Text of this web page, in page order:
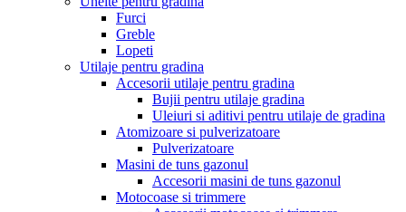
Furci
Greble
Lopeti
Utilaje pentru gradina
Accesorii utilaje pentru gradina
Bujii pentru utilaje gradina
Uleiuri si aditivi pentru utilaje de gradina
Atomizoare si pulverizatoare
Pulverizatoare
Masini de tuns gazonul
Accesorii masini de tuns gazonul
Motocoase si trimmere